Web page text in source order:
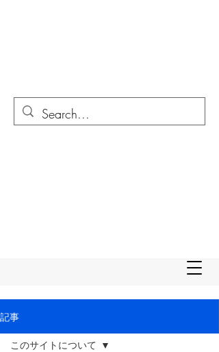
記事
このサイトについて